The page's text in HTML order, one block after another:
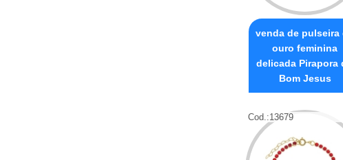
venda de pulseira
ouro feminina
delicada Pirapora
Bom Jesus
Cod.:13679